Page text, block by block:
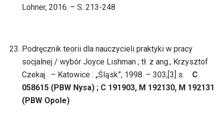
Lohner, 2016. – S. 213-248
Podręcznik teorii dla nauczycieli praktyki w pracy
socjalnej / wybór Joyce Lishman ; tł. z ang., Krzysztof
Czekaj . – Katowice : „Śląsk”, 1998. – 303,[3] s.
C
058615 (PBW Nysa) ; C 191903, M 192130, M 192131
(PBW Opole)